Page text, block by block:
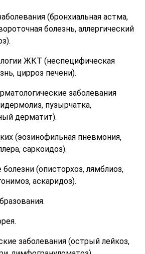
(бронхиальная астма,
болезнь, аллергический
ЖКТ (неспецифическая
цирроз печени).
заболевания
пузырчатка,
дерматит).
(эозинофильная пневмония,
саркоидоз).
(описторхоз, лямблиоз,
аскаридоз).
заболевания (острый лейкоз,